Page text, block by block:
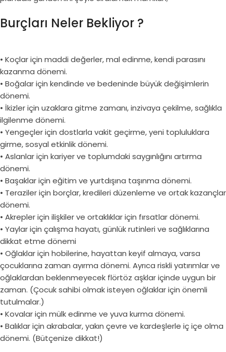
Burçları Neler Bekliyor ?
• Koçlar için maddi değerler, mal edinme, kendi parasını
kazanma dönemi.
• Boğalar için kendinde ve bedeninde büyük değişimlerin
dönemi.
• İkizler için uzaklara gitme zamanı, inzivaya çekilme, sağlıkla
ilgilenme dönemi.
• Yengeçler için dostlarla vakit geçirme, yeni topluluklara
girme, sosyal etkinlik dönemi.
• Aslanlar için kariyer ve toplumdaki saygınlığını artırma
dönemi.
• Başaklar için eğitim ve yurtdışına taşınma dönemi.
• Teraziler için borçlar, kredileri düzenleme ve ortak kazançlar
dönemi.
• Akrepler için ilişkiler ve ortaklıklar için fırsatlar dönemi.
• Yaylar için çalışma hayatı, günlük rutinleri ve sağlıklarına
dikkat etme dönemi
• Oğlaklar için hobilerine, hayattan keyif almaya, varsa
çocuklarına zaman ayırma dönemi. Ayrıca riskli yatırımlar ve
oğlaklardan beklenmeyecek flörtöz aşklar içinde uygun bir
zaman. (Çocuk sahibi olmak isteyen oğlaklar için önemli
tutulmalar.)
• Kovalar için mülk edinme ve yuva kurma dönemi.
• Balıklar için akrabalar, yakın çevre ve kardeşlerle iç içe olma
dönemi. (Bütçenize dikkat!)